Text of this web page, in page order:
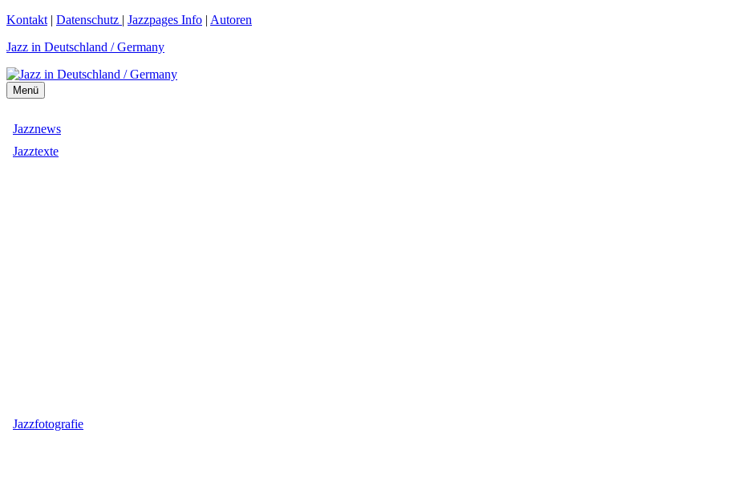
Zum
springen
Kontakt | Datenschutz | Jazzpages Info | Autoren
Jazz in Deutschland / Germany
Menü
Jazznews
Jazztexte
Jazzfotografie